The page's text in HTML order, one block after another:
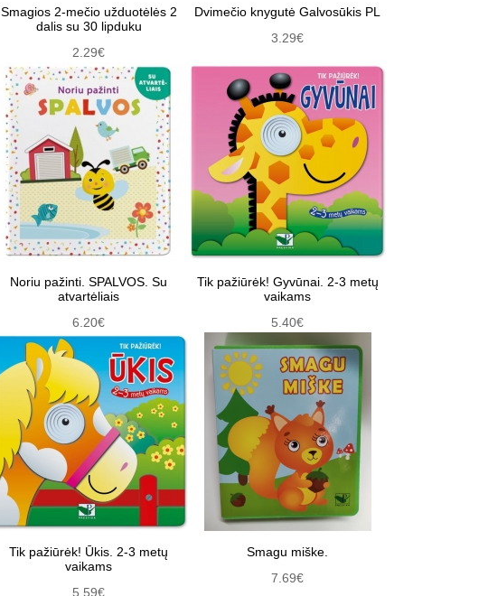
Smagios 2-mečio užduotėlės 2
dalis su 30 lipduku
2.29€
Dvimečio knygutė Galvosūkis PL
3.29€
Noriu pažinti. SPALVOS. Su
atvartėliais
6.20€
Tik pažiūrėk! Gyvūnai. 2-3 metų
vaikams
5.40€
Tik pažiūrėk! Ūkis. 2-3 metų
vaikams
5.59€
Smagu miške.
7.69€